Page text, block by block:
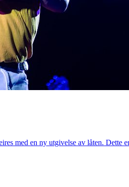
med en ny utgivelse av låten. Dette